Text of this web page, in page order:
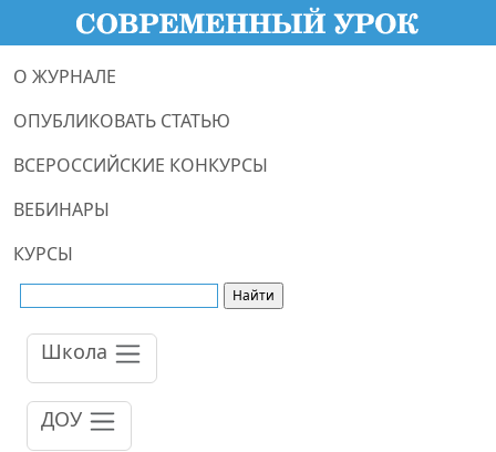
О ЖУРНАЛЕ
ОПУБЛИКОВАТЬ СТАТЬЮ
ВСЕРОССИЙСКИЕ КОНКУРСЫ
ВЕБИНАРЫ
КУРСЫ
Школа
ДОУ